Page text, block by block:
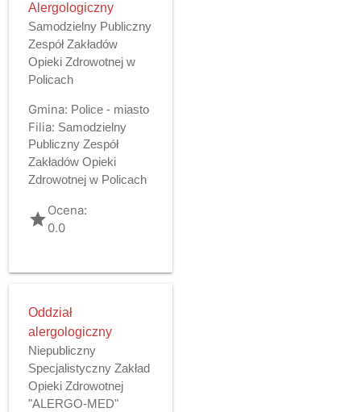
Alergologiczny
Samodzielny Publiczny
Zespół Zakładów
Opieki Zdrowotnej w
Policach
Gmina: Police - miasto
Filia: Samodzielny
Publiczny Zespół
Zakładów Opieki
Zdrowotnej w Policach
gradeOcena:
0.0
Oddział
alergologiczny
Niepubliczny
Specjalistyczny Zakład
Opieki Zdrowotnej
"ALERGO-MED"